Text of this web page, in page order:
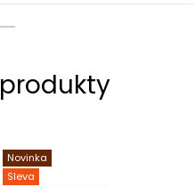
Novinka
Sleva